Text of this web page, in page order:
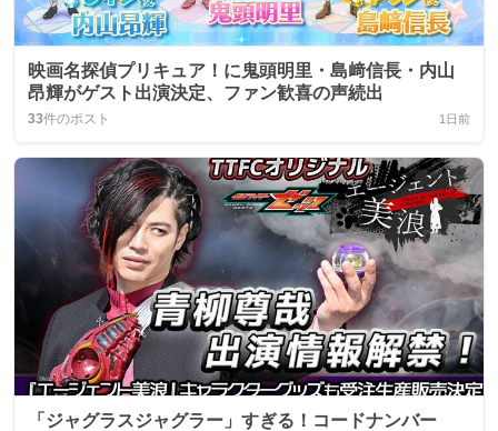
映画名探偵プリキュア！に鬼頭明里・島﨑信長・内山
昂輝がゲスト出演決定、ファン歓喜の声続出
33件のポスト 1日前
「ジャグラスジャグラー」すぎる！コードナンバー